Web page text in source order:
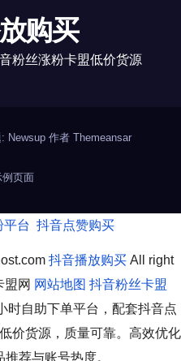
购买
粉丝涨粉卡盟低价货源
: Newsup 作者 Themeansar
例页面
平台 抖音点赞购买
抖音播放购买All right
盟网 网站地图 抖音粉丝卡盟
时自助下单平台，配套抖音点
价货源，质量可靠。高效优化
荐与账号热度。